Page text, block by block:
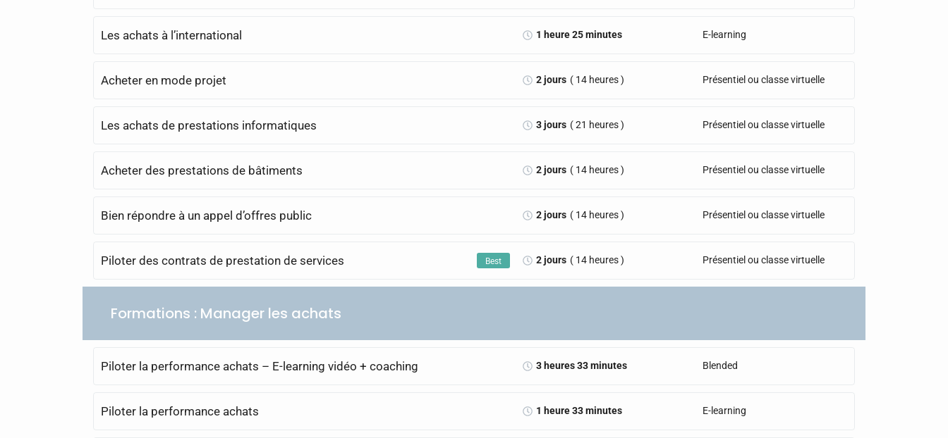
Les achats à l’international 1 heure 25 minutes E-learning
Acheter en mode projet 2 jours ( 14 heures ) Présentiel ou classe virtuelle
Les achats de prestations informatiques 3 jours ( 21 heures ) Présentiel ou classe virtuelle
Acheter des prestations de bâtiments 2 jours ( 14 heures ) Présentiel ou classe virtuelle
Bien répondre à un appel d’offres public 2 jours ( 14 heures ) Présentiel ou classe virtuelle
Piloter des contrats de prestation de services Best 2 jours ( 14 heures ) Présentiel ou classe virtuelle
Formations : Manager les achats
Piloter la performance achats – E-learning vidéo + coaching 3 heures 33 minutes Blended
Piloter la performance achats 1 heure 33 minutes E-learning